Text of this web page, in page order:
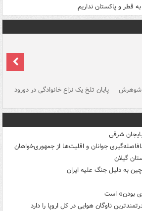
قطر و پاکستان نداریم
شوهرش پایان تلخ یک نزاع خانوادگی در دورود
شرقی
جوانان و اقلیت‌ها از جمهوری‌خواهان
گیلان
به دلیل جنگ علیه ایران
بودن» است
ناوگان هوایی در کل اروپا را دارد